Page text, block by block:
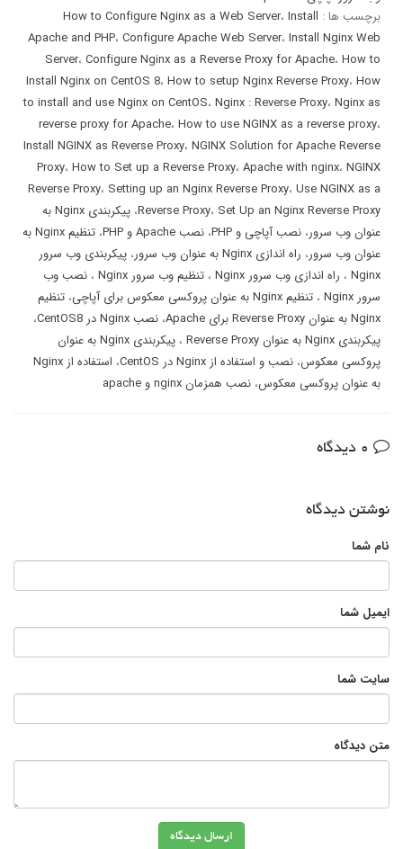
برچسب ها :
How to Configure Nginx as a Web Server، Install
Apache and PHP، Configure Apache Web Server، Install Nginx Web
Server، Configure Nginx as a Reverse Proxy for Apache، How to
Install Nginx on CentOS 8، How to setup Nginx Reverse Proxy، How
to install and use Nginx on CentOS، Nginx : Reverse Proxy، Nginx as
reverse proxy for Apache، How to use NGINX as a reverse proxy،
Install NGINX as Reverse Proxy، NGINX Solution for Apache Reverse
Proxy، How to Set up a Reverse Proxy، Apache with nginx، NGINX
Reverse Proxy، Setting up an Nginx Reverse Proxy، Use NGINX as a
Reverse Proxy، Set Up an Nginx Reverse Proxy ،
پیکربندی Nginx به
عنوان وب سرور، نصب آپاچی و PHP ، نصب Apache و PHP ،
تنظیم Nginx به
عنوان وب سرور، راه اندازی Nginx به عنوان وب سرور ، پیکربندی وب سرور
Nginx ، راه اندازی وب سرور Nginx ، تنظیم وب سرور Nginx ، نصب وب
سرور Nginx
، تنظیم Nginx به عنوان پروکسی معکوس برای آپاچی ، تنظیم
Nginx به عنوان Reverse Proxy برای Apache
، نصب Nginx در CentOS8
،
پیکربندی Nginx به عنوان Reverse Proxy
،
پیکربندی Nginx به عنوان
پروکسی معکوس، نصب و استفاده از Nginx در CentOS ،
استفاده از Nginx
به عنوان پروکسی معکوس، نصب همزمان nginx و apache
نوشتن دیدگاه
نام شما
ایمیل شما
سایت شما
متن دیدگاه
ارسال دیدگاه